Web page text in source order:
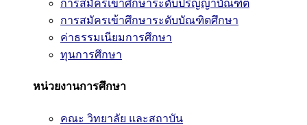
การสมัครเข้าศึกษาระดับปริญญาบัณฑิต
การสมัครเข้าศึกษาระดับบัณฑิตศึกษา
ค่าธรรมเนียมการศึกษา
ทุนการศึกษา
หน่วยงานการศึกษา
คณะ วิทยาลัย และสถาบัน